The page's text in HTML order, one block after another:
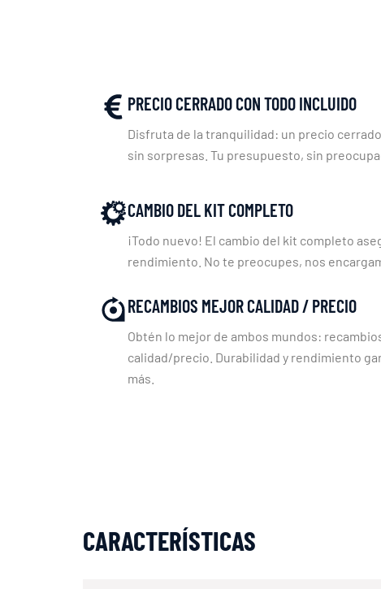
PRECIO CERRADO CON TODO INCLUIDO
Disfruta de la tranquilidad: un precio
sin sorpresas. Tu presupuesto, sin
CAMBIO DEL KIT COMPLETO
¡Todo nuevo! El cambio del kit completo
rendimiento. No te preocupes, nos
RECAMBIOS MEJOR CALIDAD / PRECIO
Obtén lo mejor de ambos mundos:
calidad/precio. Durabilidad y rendimiento
más.
CARACTERÍSTICAS